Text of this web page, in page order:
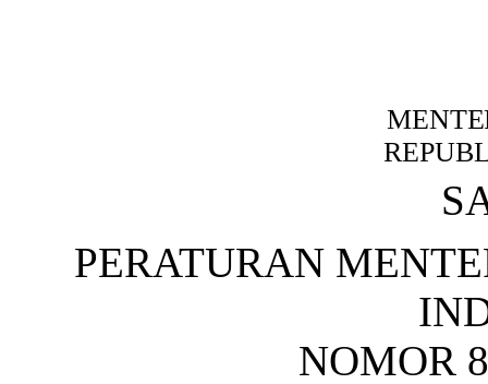
PERATURAN
NOMOR